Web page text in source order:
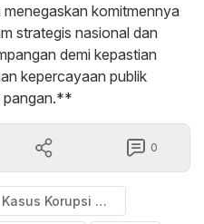
komitmennya
strategis nasional dan
demi kepastian
kepercayaan publik
pangan.**
0
Kasus Korupsi Bulog Bulukumba